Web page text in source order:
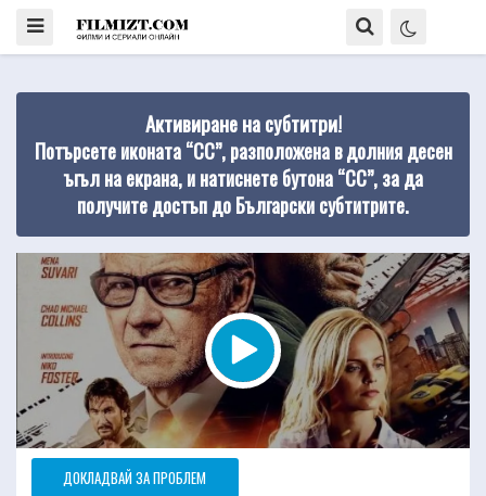
Активиране на субтитри!
Потърсете иконата “CC”, разположена в долния десен
ъгъл на екрана, и натиснете бутона “CC”, за да
получите достъп до Български субтитрите.
ДОКЛАДВАЙ ЗА ПРОБЛЕМ